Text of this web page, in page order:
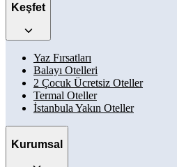
Keşfet
Yaz Fırsatları
Balayı Otelleri
2 Çocuk Ücretsiz Oteller
Termal Oteller
İstanbula Yakın Oteller
Kurumsal